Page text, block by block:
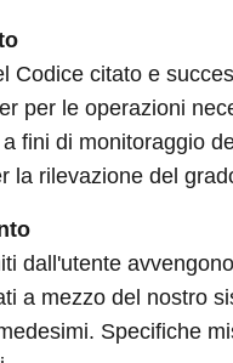
Codice citato e
per le operazioni
fini di monitoraggio
la rilevazione del
dall'utente
a mezzo del nostro
Specifiche